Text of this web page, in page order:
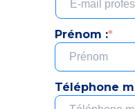
Prénom :*
Téléphone